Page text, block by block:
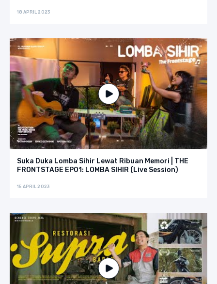
18 APRIL 2023
Suka Duka Lomba Sihir Lewat Ribuan Memori | THE
FRONTSTAGE EP01: LOMBA SIHIR (Live Session)
15 APRIL 2023